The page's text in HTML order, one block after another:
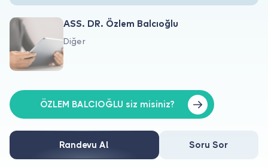
Hakkımızda
Doktorlar için
Doktor musunuz?
ASS. DR. Özlem Balcıoğlu
Diğer
ÖZLEM BALCIOĞLU siz misiniz?
Randevu Al Soru Sor